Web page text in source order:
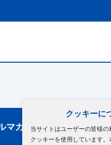
クッキーに
当サイトはユーザーの皆様の
クッキーを使用しています
マガジン登録